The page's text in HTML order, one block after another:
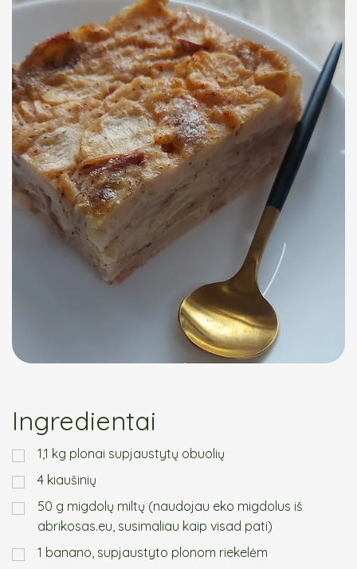
Ingredientai
1,1 kg plonai supjaustytų obuolių
4 kiaušinių
50 g migdolų miltų (naudojau eko migdolus iš
abrikosas.eu, susimaliau kaip visad pati)
1 banano, supjaustyto plonom riekelėm